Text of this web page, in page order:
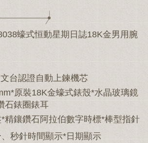
蠔式恒動星期日誌18K金男用腕
台認證自動上鍊機芯
原裝18K金蠔式錶殼*水晶玻璃鏡
石錶圈錶耳
精鑲鑽石阿拉伯數字時標*棒型指針
秒針時間顯示*日期顯示